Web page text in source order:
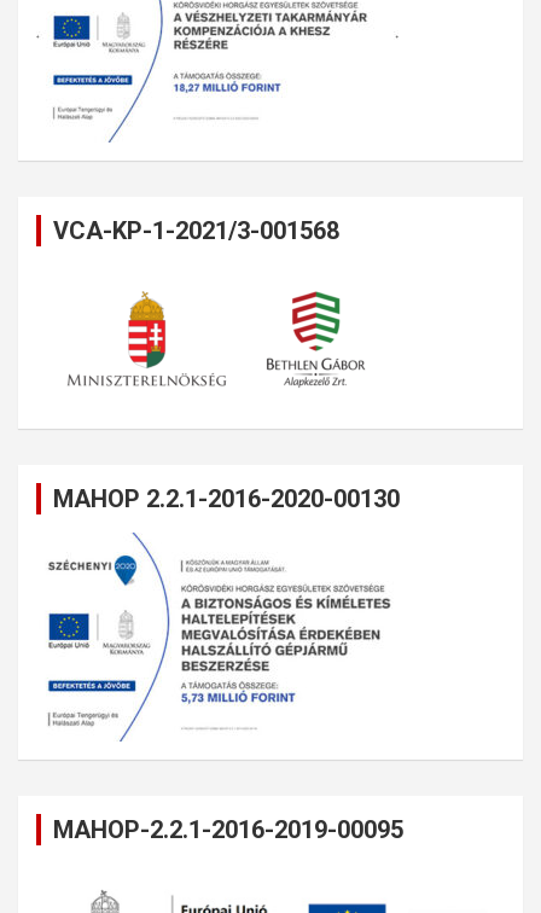
VCA-KP-1-2021/3-001568
MAHOP 2.2.1-2016-2020-00130
MAHOP-2.2.1-2016-2019-00095